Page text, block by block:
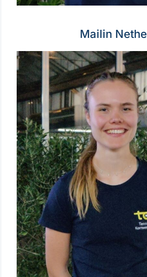
Mailin Nethe